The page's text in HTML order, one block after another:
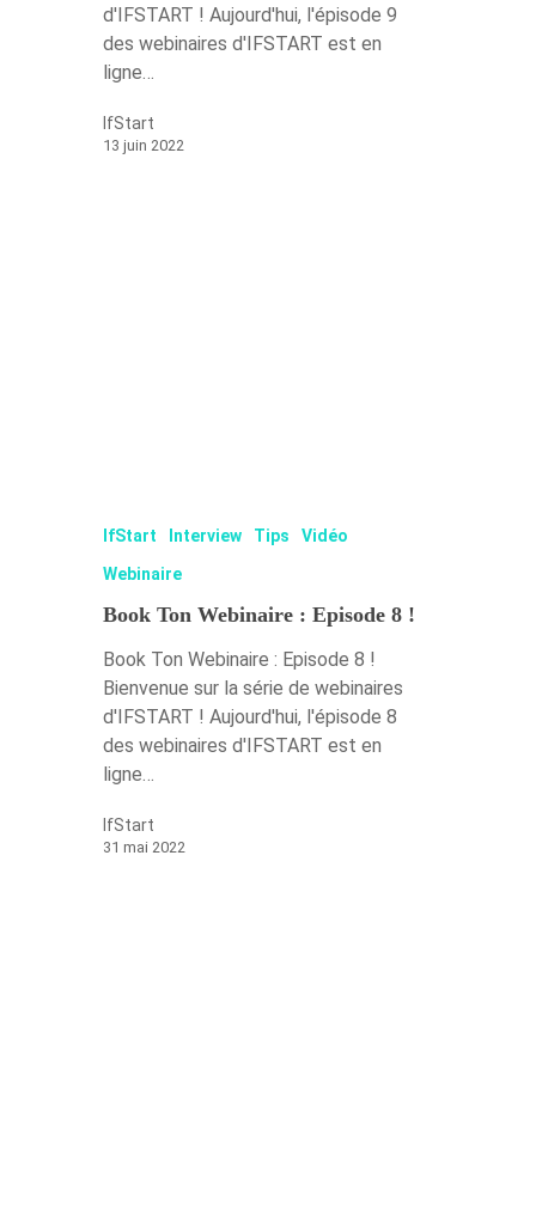
d'IFSTART ! Aujourd'hui, l'épisode 9
des webinaires d'IFSTART est en
ligne…
IfStart
13 juin 2022
IfStart Interview Tips
Vidéo
Webinaire
Book Ton Webinaire : Episode 8 !
Book Ton Webinaire : Episode 8 !
Bienvenue sur la série de webinaires
d'IFSTART ! Aujourd'hui, l'épisode 8
des webinaires d'IFSTART est en
ligne…
IfStart
31 mai 2022